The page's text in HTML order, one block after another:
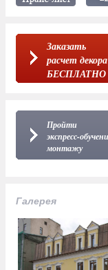
Заказать
расчет декора
БЕСПЛАТНО
Пройти
экспресс-
монтажу
Галерея